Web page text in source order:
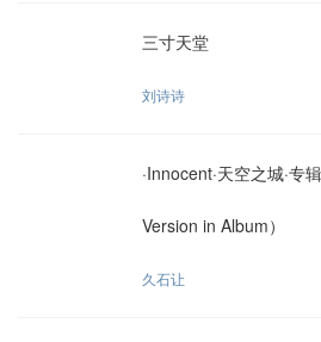
三寸天堂
刘诗诗
·Innocent·天空之城·专
Version in Album）
久石让